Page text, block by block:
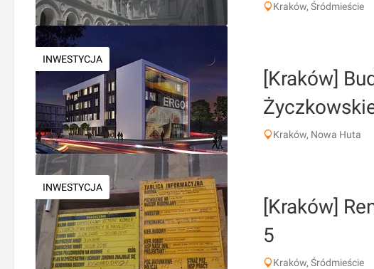
Kraków, Śródmieście
INWESTYCJA
[Kraków]
Kraków, Nowa Huta
INWESTYCJA
[Kraków]
5
Kraków, Śródmieście